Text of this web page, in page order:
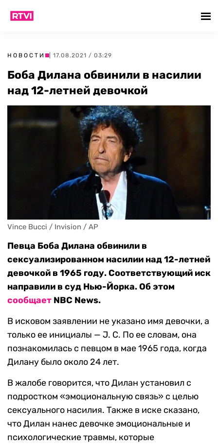
НОВОСТИ | 17.08.2021 / 03:29
Боба Дилана обвинили в насилии
над 12-летней девочкой
Vince Bucci / Invision / AP
Певца Боба Дилана обвинили в
сексуализированном насилии над 12-летней
девочкой в 1965 году. Соответствующий иск
направили в суд Нью-Йорка. Об этом
сообщает NBC News.
В исковом заявлении не указано имя девочки, а
только ее инициалы — J. C. По ее словам, она
познакомилась с певцом в мае 1965 года, когда
Дилану было около 24 лет.
В жалобе говорится, что Дилан установил с
подростком «эмоциональную связь» с целью
сексуального насилия. Также в иске сказано,
что Дилан нанес девочке эмоциональные и
психологические травмы, которые